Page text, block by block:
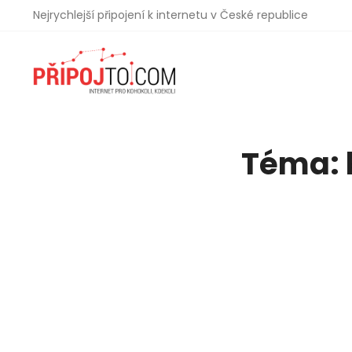
Nejrychlejší připojení k internetu v České republice